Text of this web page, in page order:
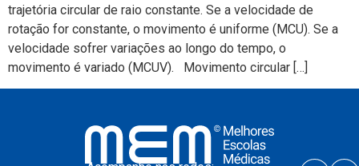
trajetória circular de raio constante. Se a velocidade de
rotação for constante, o movimento é uniforme (MCU). Se a
velocidade sofrer variações ao longo do tempo, o
movimento é variado (MCUV). Movimento circular […]